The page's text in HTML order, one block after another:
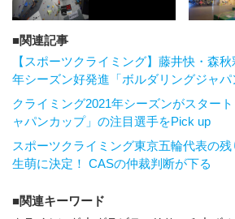
関連記事
【スポーツクライミング】藤井快・森
年シーズン好発進「ボルダリングジャパ
クライミング2021年シーズンがスター
ャパンカップ」の注目選手をPick up
スポーツクライミング東京五輪代表の
生萌に決定！ CASの仲裁判断が下る
関連キーワード